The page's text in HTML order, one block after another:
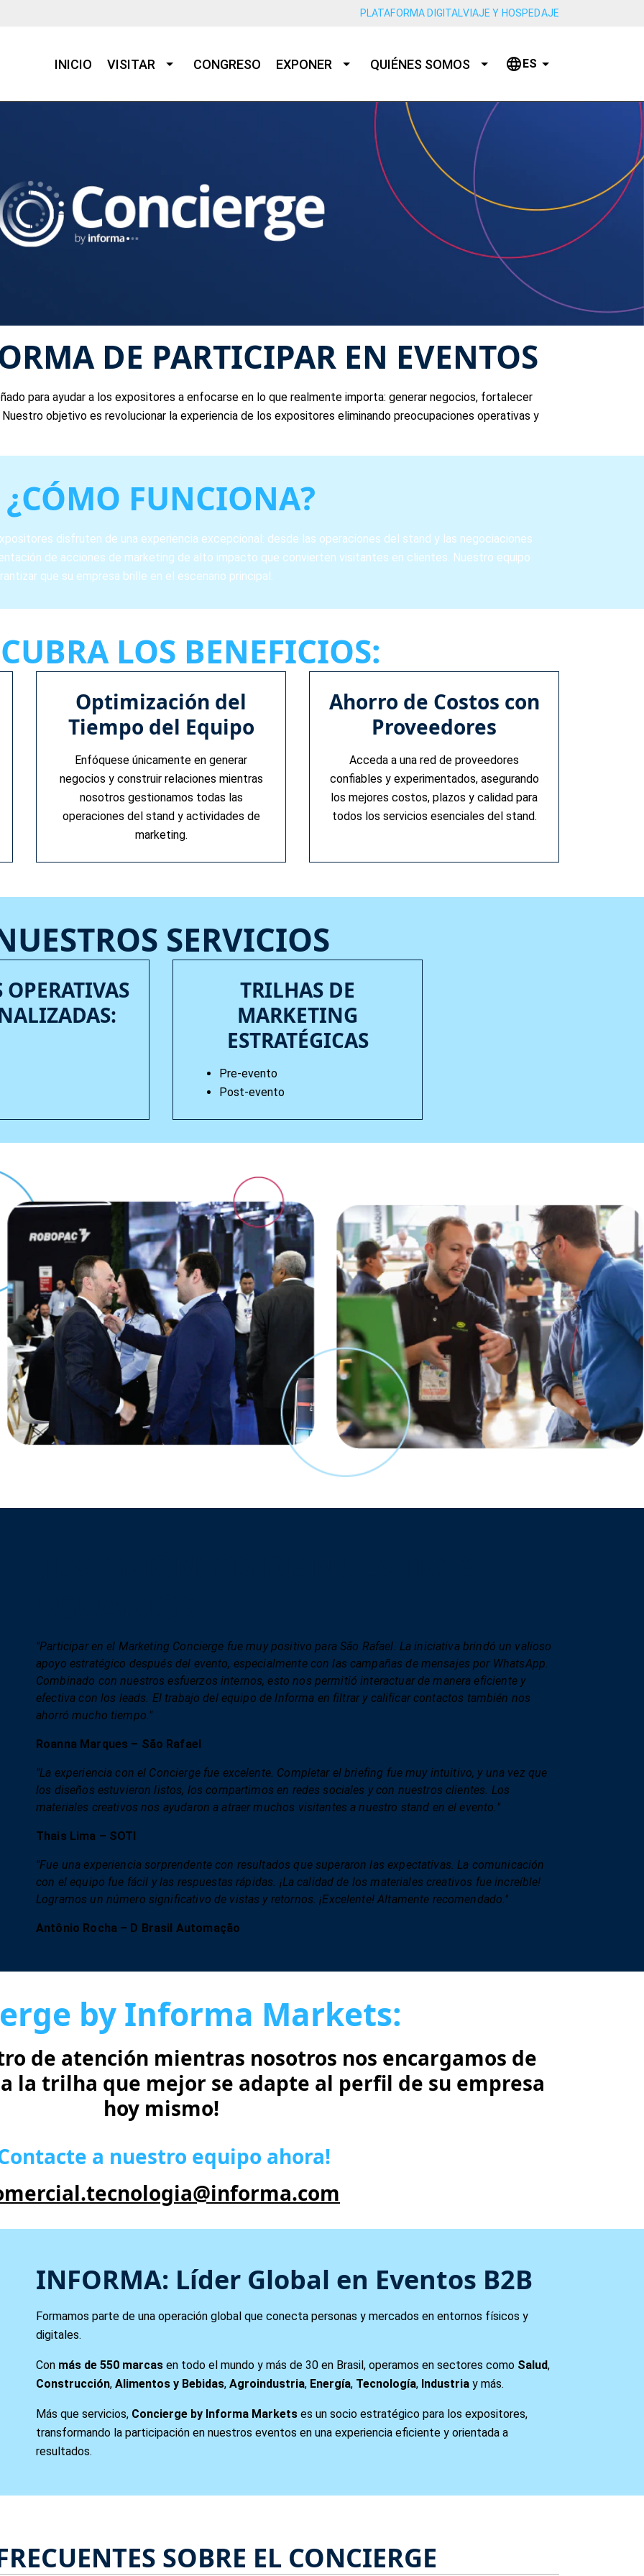
PLATAFORMA DIGITALVIAJE Y HOSPEDAJE
INICIO VISITAR CONGRESO EXPONER QUIÉNES SOMOS ES
DE PARTICIPAR EN EVENTOS
para ayudar a los expositores a enfocarse en lo que realmente importa: generar negocios, fortalecer
objetivo es revolucionar la experiencia de los expositores eliminando preocupaciones operativas y
¿CÓMO FUNCIONA?
disfruten de una experiencia excepcional: desde las operaciones del stand y las negociaciones
de acciones de marketing de alto impacto que convierten visitantes en clientes. Nuestro equipo
que su empresa brille en el escenario principal.
LOS BENEFICIOS:
Optimización del
Tiempo del Equipo
Enfóquese únicamente en generar
negocios y construir relaciones mientras
nosotros gestionamos todas las
operaciones del stand y actividades de
marketing.
Ahorro de Costos con
Proveedores
Acceda a una red de proveedores
confiables y experimentados, asegurando
los mejores costos, plazos y calidad para
todos los servicios esenciales del stand.
SERVICIOS
TRILHAS DE
MARKETING
ESTRATÉGICAS
Pre-evento
Post-evento
"Participar en el Marketing Concierge fue muy positivo para São Rafael. La iniciativa brindó un valioso
apoyo estratégico después del evento, especialmente con las campañas de mensajes por WhatsApp.
Combinado con nuestros esfuerzos internos, esto nos permitió interactuar de manera eficiente y
efectiva con los leads. El trabajo del equipo de Informa en filtrar y calificar contactos también nos
ahorró mucho tiempo."
Roanna Marques – São Rafael
"La experiencia con el Concierge fue excelente. Completar el briefing fue muy intuitivo, y una vez que
los diseños estuvieron listos, los compartimos en redes sociales y con nuestros clientes. Los
materiales creativos nos ayudaron a atraer muchos visitantes a nuestro stand en el evento."
Thais Lima – SOTI
"Fue una experiencia sorprendente con resultados que superaron las expectativas. La comunicación
con el equipo fue fácil y las respuestas rápidas. ¡La calidad de los materiales creativos fue increíble!
Logramos un número significativo de vistas y retornos. ¡Excelente! Altamente recomendado."
Antônio Rocha – D Brasil Automação
by Informa Markets:
de atención mientras nosotros nos encargamos de
la trilha que mejor se adapte al perfil de su empresa
hoy mismo!
a nuestro equipo ahora!
INFORMA: Líder Global en Eventos B2B
Formamos parte de una operación global que conecta personas y mercados en entornos físicos y
digitales.
Con más de 550 marcas en todo el mundo y más de 30 en Brasil, operamos en sectores como Salud,
Construcción, Alimentos y Bebidas, Agroindustria, Energía, Tecnología, Industria y más.
Más que servicios, Concierge by Informa Markets es un socio estratégico para los expositores,
transformando la participación en nuestros eventos en una experiencia eficiente y orientada a
resultados.
SOBRE EL CONCIERGE